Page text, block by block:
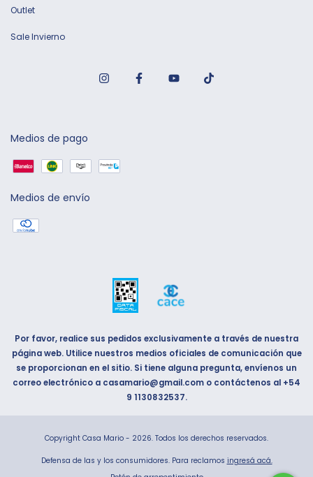
Outlet
Sale Invierno
Medios de pago
Medios de envío
Por favor, realice sus pedidos exclusivamente a través de nuestra
página web. Utilice nuestros medios oficiales de comunicación que
se proporcionan en el sitio. Si tiene alguna pregunta, envíenos un
correo electrónico a casamario@gmail.com o contáctenos al +54
9 1130832537.
Copyright Casa Mario - 2026. Todos los derechos reservados.
Defensa de las y los consumidores. Para reclamos ingresá acá.